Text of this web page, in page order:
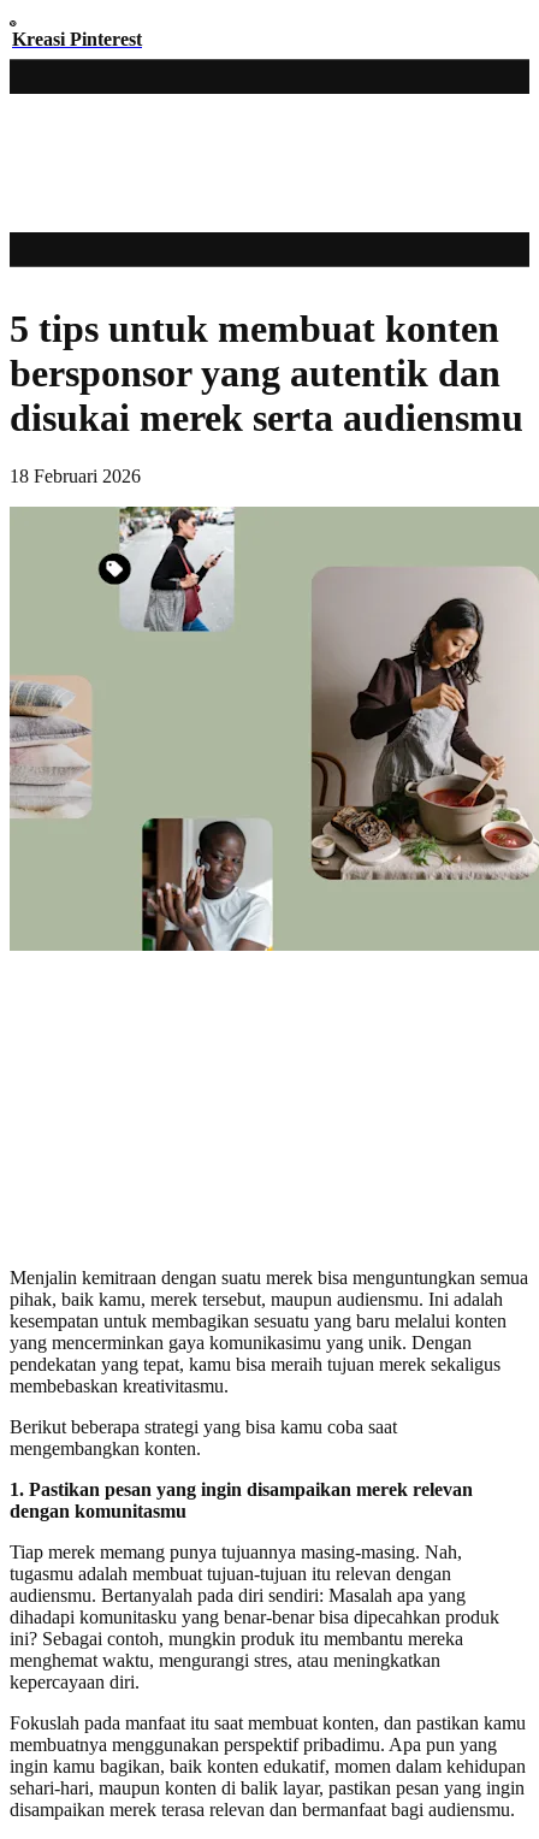
Kreasi Pinterest
5 tips untuk membuat konten
bersponsor yang autentik dan
disukai merek serta audiensmu
18 Februari 2026
Menjalin kemitraan dengan suatu merek bisa menguntungkan semua
pihak, baik kamu, merek tersebut, maupun audiensmu. Ini adalah
kesempatan untuk membagikan sesuatu yang baru melalui konten
yang mencerminkan gaya komunikasimu yang unik. Dengan
pendekatan yang tepat, kamu bisa meraih tujuan merek sekaligus
membebaskan kreativitasmu.
Berikut beberapa strategi yang bisa kamu coba saat
mengembangkan konten.
1. Pastikan pesan yang ingin disampaikan merek relevan
dengan komunitasmu
Tiap merek memang punya tujuannya masing-masing. Nah,
tugasmu adalah membuat tujuan-tujuan itu relevan dengan
audiensmu. Bertanyalah pada diri sendiri: Masalah apa yang
dihadapi komunitasku yang benar-benar bisa dipecahkan produk
ini? Sebagai contoh, mungkin produk itu membantu mereka
menghemat waktu, mengurangi stres, atau meningkatkan
kepercayaan diri.
Fokuslah pada manfaat itu saat membuat konten, dan pastikan kamu
membuatnya menggunakan perspektif pribadimu. Apa pun yang
ingin kamu bagikan, baik konten edukatif, momen dalam kehidupan
sehari-hari, maupun konten di balik layar, pastikan pesan yang ingin
disampaikan merek terasa relevan dan bermanfaat bagi audiensmu.